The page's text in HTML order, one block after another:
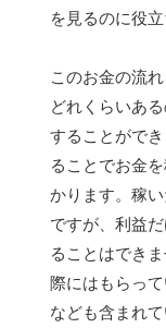
を見るのに役立
このお金の流
どれくらいあ
することがで
ることでお金
かります。稼
ですが、利益
ることはでき
際にはもらっ
なども含まれて